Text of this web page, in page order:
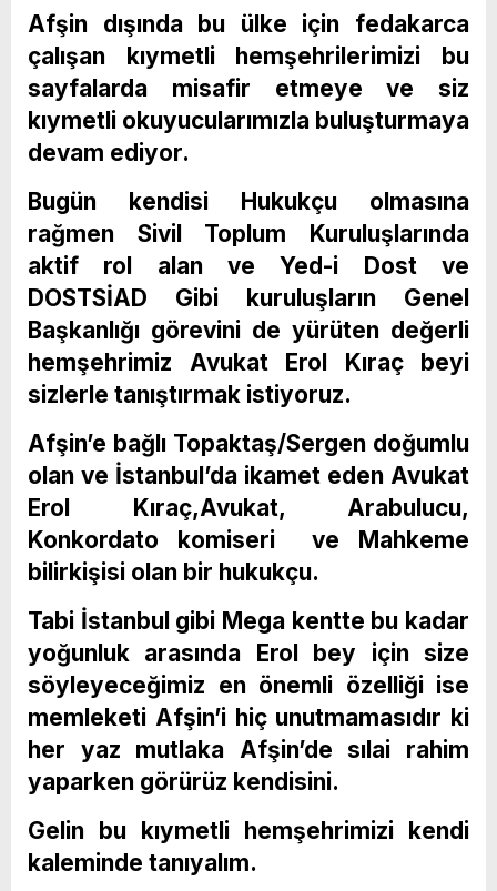
Afşin dışında bu ülke için fedakarca
çalışan kıymetli hemşehrilerimizi bu
sayfalarda misafir etmeye ve siz
kıymetli okuyucularımızla buluşturmaya
devam ediyor.
Bugün kendisi Hukukçu olmasına
rağmen Sivil Toplum Kuruluşlarında
aktif rol alan ve Yed-i Dost ve
DOSTSİAD Gibi kuruluşların Genel
Başkanlığı görevini de yürüten değerli
hemşehrimiz Avukat Erol Kıraç beyi
sizlerle tanıştırmak istiyoruz.
Afşin’e bağlı Topaktaş/Sergen doğumlu
olan ve İstanbul’da ikamet eden Avukat
Erol Kıraç,Avukat, Arabulucu,
Konkordato komiseri ve Mahkeme
bilirkişisi olan bir hukukçu.
Tabi İstanbul gibi Mega kentte bu kadar
yoğunluk arasında Erol bey için size
söyleyeceğimiz en önemli özelliği ise
memleketi Afşin’i hiç unutmamasıdır ki
her yaz mutlaka Afşin’de sılai rahim
yaparken görürüz kendisini.
Gelin bu kıymetli hemşehrimizi kendi
kaleminde tanıyalım.